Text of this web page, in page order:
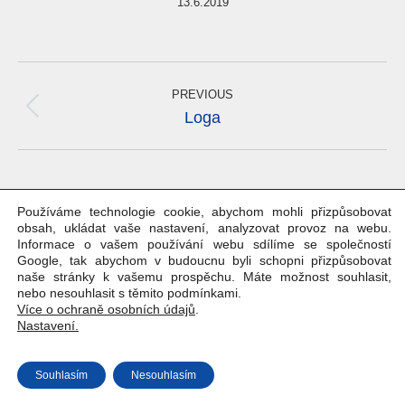
navigation
PREVIOUS
Previous
Loga
Copyright © Weiron Dynamics, s.r.o. |
Používáme technologie cookie, abychom mohli přizpůsobovat
obsah, ukládat vaše nastavení, analyzovat provoz na webu.
Informace o vašem používání webu sdílíme se společností
Google, tak abychom v budoucnu byli schopni přizpůsobovat
naše stránky k vašemu prospěchu. Máte možnost souhlasit,
nebo nesouhlasit s těmito podmínkami.
Více o ochraně osobních údajů
Nastavení.
Souhlasím Nesouhlasím